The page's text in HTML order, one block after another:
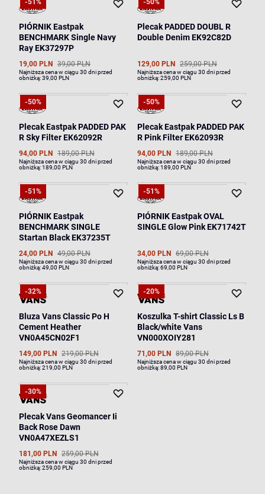
-51%
PIÓRNIK Eastpak
BENCHMARK Single Navy
Ray EK37297P
19,00 PLN 39,00 PLN
Najniższa cena w ciągu 30 dni przed
obniżką:39,00 PLN
-50%
Plecak PADDED DOUBL R
Double Denim EK92C82D
129,00 PLN 259,00 PLN
Najniższa cena w ciągu 30 dni przed
obniżką:259,00 PLN
-50%
Plecak Eastpak PADDED PAK
R Sky Filter EK62092R
94,00 PLN 189,00 PLN
Najniższa cena w ciągu 30 dni przed
obniżką:189,00 PLN
-50%
Plecak Eastpak PADDED PAK
R Pink Filter EK62093R
94,00 PLN 189,00 PLN
Najniższa cena w ciągu 30 dni przed
obniżką:189,00 PLN
-51%
PIÓRNIK Eastpak
BENCHMARK SINGLE
Startan Black EK37235T
24,00 PLN 49,00 PLN
Najniższa cena w ciągu 30 dni przed
obniżką:49,00 PLN
-51%
PIÓRNIK Eastpak OVAL
SINGLE Glow Pink EK71742T
34,00 PLN 69,00 PLN
Najniższa cena w ciągu 30 dni przed
obniżką:69,00 PLN
-32%
Bluza Vans Classic Po H
Cement Heather
VN0A45CN02F1
149,00 PLN 219,00 PLN
Najniższa cena w ciągu 30 dni przed
obniżką:219,00 PLN
-20%
Koszulka T-shirt Classic Ls B
Black/white Vans
VN000XOIY281
71,00 PLN 89,00 PLN
Najniższa cena w ciągu 30 dni przed
obniżką:89,00 PLN
-30%
Plecak Vans Geomancer Ii
Back Rose Dawn
VN0A47XEZLS1
181,00 PLN 259,00 PLN
Najniższa cena w ciągu 30 dni przed
obniżką:259,00 PLN